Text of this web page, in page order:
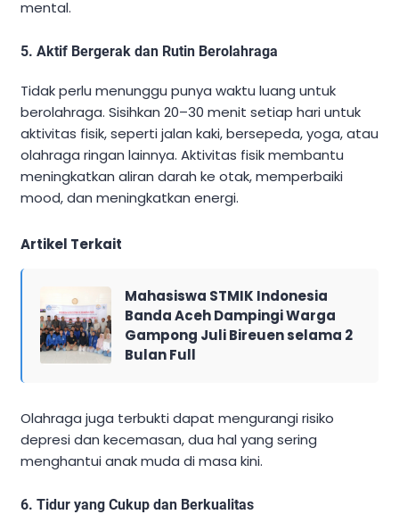
mental.
5. Aktif Bergerak dan Rutin Berolahraga
Tidak perlu menunggu punya waktu luang untuk
berolahraga. Sisihkan 20–30 menit setiap hari untuk
aktivitas fisik, seperti jalan kaki, bersepeda, yoga, atau
olahraga ringan lainnya. Aktivitas fisik membantu
meningkatkan aliran darah ke otak, memperbaiki
mood, dan meningkatkan energi.
Artikel Terkait
Mahasiswa STMIK Indonesia
Banda Aceh Dampingi Warga
Gampong Juli Bireuen selama 2
Bulan Full
Olahraga juga terbukti dapat mengurangi risiko
depresi dan kecemasan, dua hal yang sering
menghantui anak muda di masa kini.
6. Tidur yang Cukup dan Berkualitas